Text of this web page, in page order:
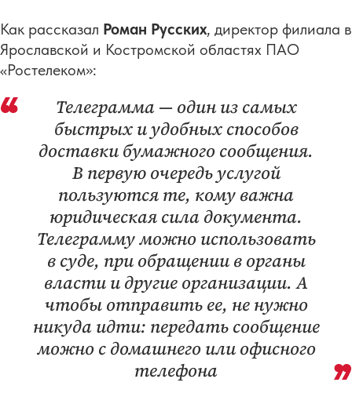
Как рассказал Роман Русских, директор филиала в
Ярославской и Костромской областях ПАО
«Ростелеком»:
Телеграмма — один из самых
быстрых и удобных способов
доставки бумажного сообщения.
В первую очередь услугой
пользуются те, кому важна
юридическая сила документа.
Телеграмму можно использовать
в суде, при обращении в органы
власти и другие организации. А
чтобы отправить ее, не нужно
никуда идти: передать сообщение
можно с домашнего или офисного
телефона